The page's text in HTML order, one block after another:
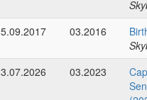
03.2016
03.2023